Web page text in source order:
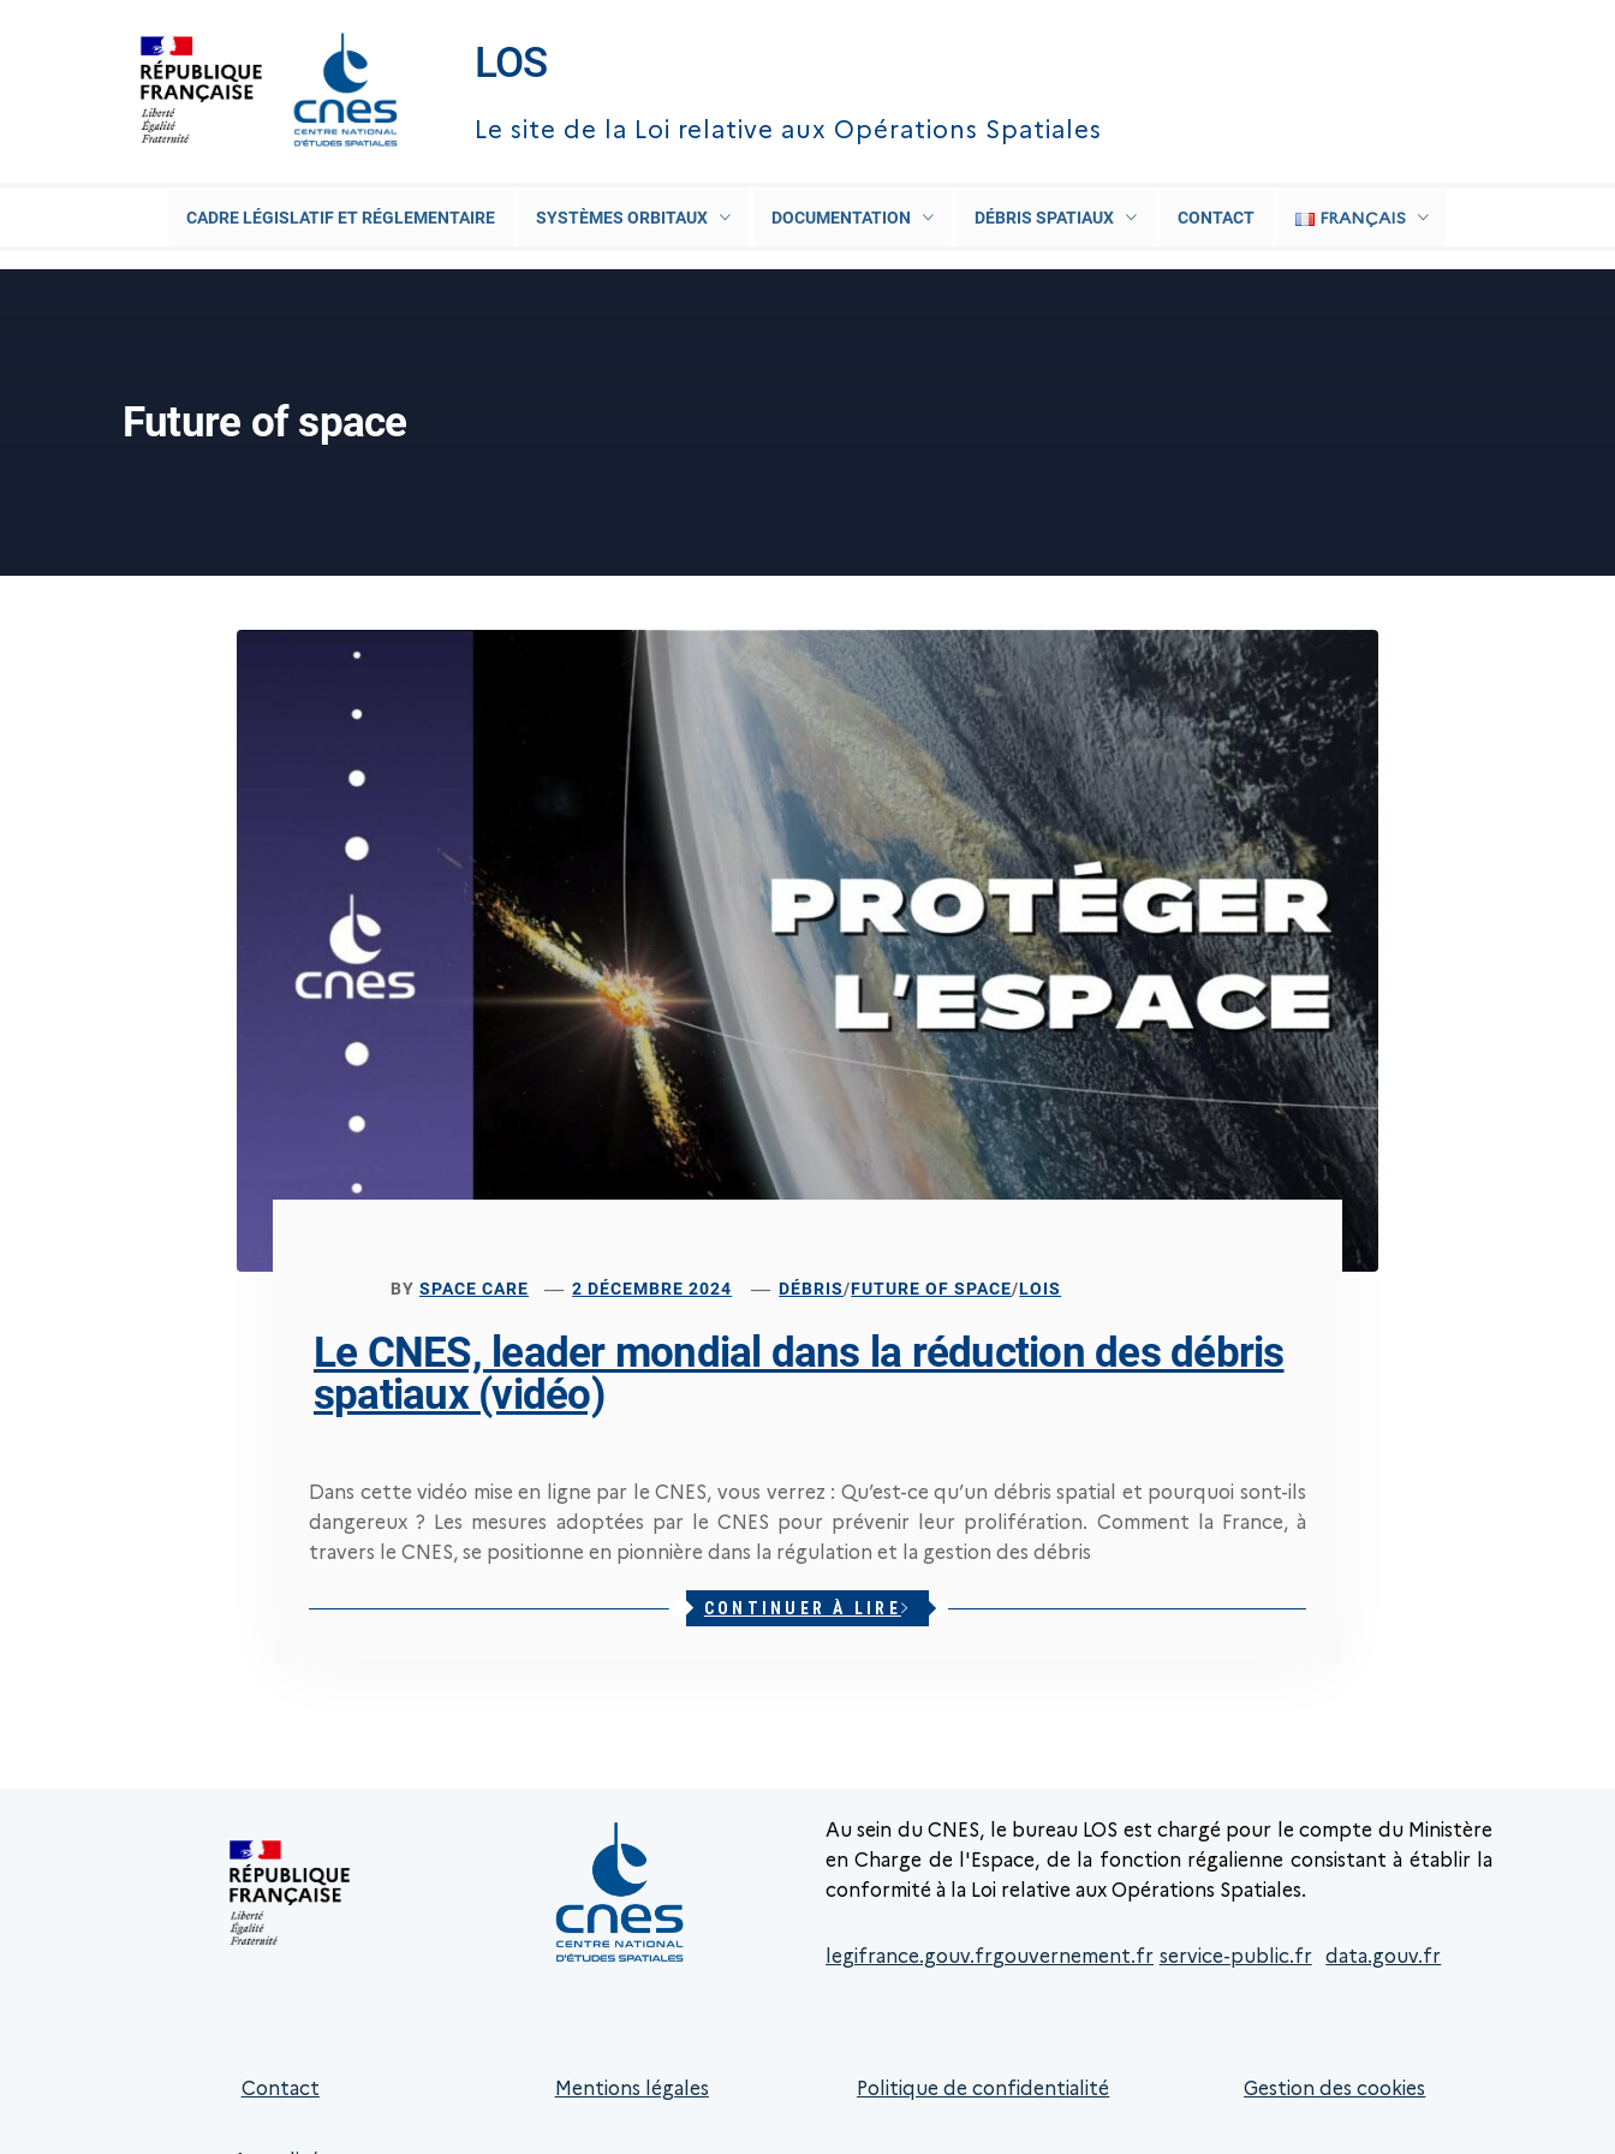
LOS
Le site de la Loi relative aux Opérations Spatiales
CADRE LÉGISLATIF ET RÉGLEMENTAIRE SYSTÈMES ORBITAUX DOCUMENTATION DÉBRIS SPATIAUX CONTACT FRANÇAIS
Future of space
BY SPACE CARE 2 DÉCEMBRE 2024 DÉBRIS/FUTURE OF SPACE/LOIS
Le CNES, leader mondial dans la réduction des débris
spatiaux (vidéo)
Dans cette vidéo mise en ligne par le CNES, vous verrez : Qu’est-ce qu’un débris spatial et pourquoi sont-ils
dangereux ? Les mesures adoptées par le CNES pour prévenir leur prolifération. Comment la France, à
travers le CNES, se positionne en pionnière dans la régulation et la gestion des débris
CONTINUER À LIRE
Au sein du CNES, le bureau LOS est chargé pour le compte du Ministère
en Charge de l'Espace, de la fonction régalienne consistant à établir la
conformité à la Loi relative aux Opérations Spatiales.
legifrance.gouv.frgouvernement.fr service-public.fr data.gouv.fr
Contact Mentions légales Politique de confidentialité Gestion des cookies